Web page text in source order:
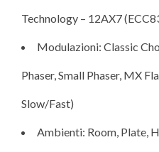
Technology – 12AX7
Modulazioni: Classic
Phaser, Small Phaser, MX
Slow/Fast)
Ambienti: Room, Plate,